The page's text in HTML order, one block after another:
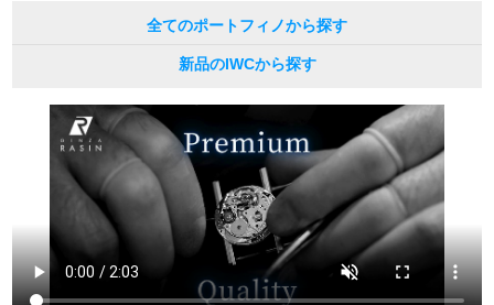
全てのポートフィノから探す
新品のIWCから探す